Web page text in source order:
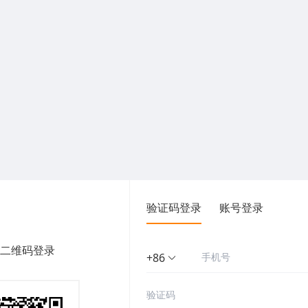
维码登录
验证码登录 账号登录
+86